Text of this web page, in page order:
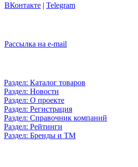
ВКонтакте | Telegram
Рассылка на e-mail
Раздел: Каталог товаров
Раздел: Новости
Раздел: О проекте
Раздел: Регистрация
Раздел: Справочник компаний
Раздел: Рейтинги
Раздел: Бренды и ТМ